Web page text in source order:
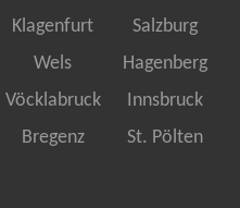
Klagenfurt
Salzburg
Wels
Hagenberg
Vöcklabruck
Innsbruck
Bregenz
St. Pölten